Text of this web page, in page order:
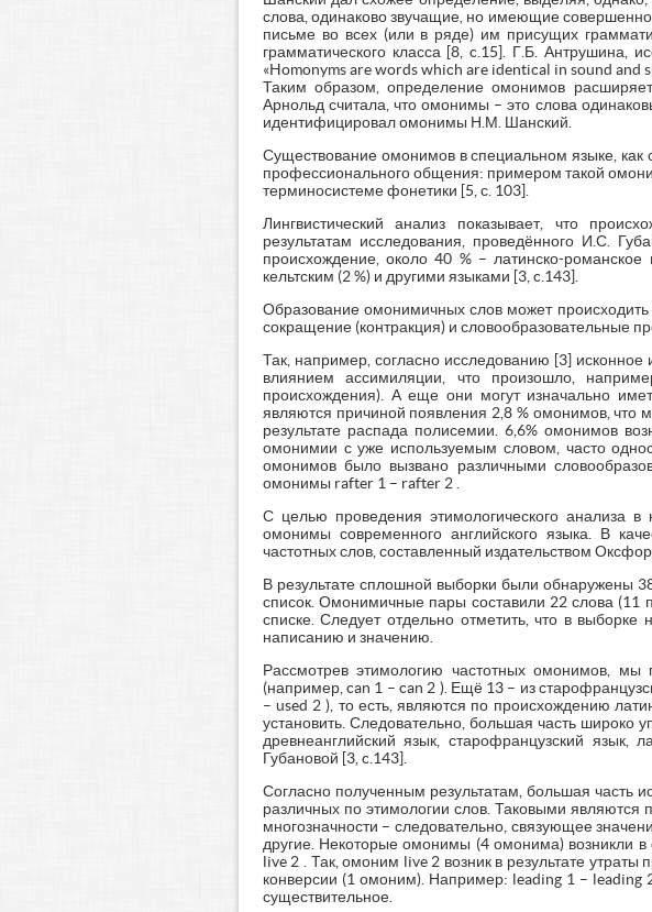
слова, одинаково звучащие, но имеющие совершенно
письме во всех (или в ряде) им присущих
грамматического класса [8, c.15]. Г.Б.
«Homonyms are words which are identical in sound and
Таким образом, определение омонимов
Арнольд считала, что омонимы – это слова
идентифицировал омонимы Н.М. Шанский.
Существование омонимов в специальном языке, как
профессионального общения: примером такой
терминосистеме фонетики [5, с. 103].
Лингвистический анализ показывает, что
результатам исследования, проведённого И.С.
происхождение, около 40 % – латинско-
кельтским (2 %) и другими языками [3, c.143].
Образование омонимичных слов может
сокращение (контракция) и словообразовательные
Так, например, согласно исследованию [3]
влиянием ассимиляции, что произошло,
происхождения). А еще они могут изначально
являются причиной появления 2,8 % омонимов, что
результате распада полисемии. 6,6% омонимов
омонимии с уже используемым словом, часто
омонимов было вызвано различными
омонимы rafter 1 – rafter 2 .
С целью проведения этимологического анализа
омонимы современного английского языка. В
частотных слов, составленный издательством
В результате сплошной выборки были обнаружены
список. Омонимичные пары составили 22 слова
списке. Следует отдельно отметить, что в
написанию и значению.
Рассмотрев этимологию частотных омонимов,
(например, can 1 – can 2 ). Ещё 13 – из
– used 2 ), то есть, являются по происхождению
установить. Следовательно, большая часть широко
древнеанглийский язык, старофранцузский язык,
Губановой [3, c.143].
Согласно полученным результатам, большая часть
различных по этимологии слов. Таковыми являются
многозначности – следовательно, связующее
другие. Некоторые омонимы (4 омонима) возникли
live 2 . Так, омоним live 2 возник в результате
конверсии (1 омоним). Например: leading 1 – leading
существительное.